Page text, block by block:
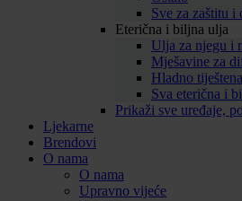
Sve za zaštitu i
Eterična i biljna ulja
Ulja za njegu i
Mješavine za
Hladno
Sva eterična i
Prikaži sve uređaje,
Ljekarne
Brendovi
O nama
O nama
Upravno vijeće